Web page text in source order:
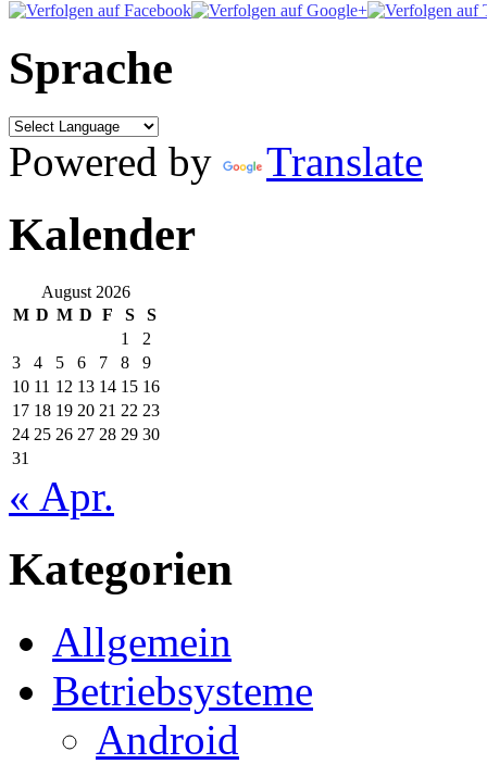
Sprache
Powered by Translate
Kalender
August 2026
M D M D F S
S
1
2
3
4 5 6 7 8
9
10 11 12 13 14 15 16
17 18 19 20 21 22 23
24 25 26 27 28 29 30
31
« Apr.
Kategorien
Allgemein
Betriebsysteme
Android